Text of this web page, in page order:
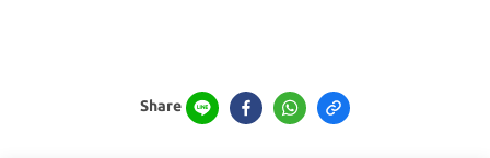
Share